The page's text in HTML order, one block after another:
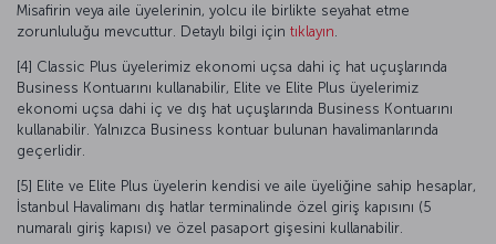
Misafirin veya aile üyelerinin, yolcu ile birlikte seyahat etme
zorunluluğu mevcuttur. Detaylı bilgi için tıklayın.
[4] Classic Plus üyelerimiz ekonomi uçsa dahi iç hat uçuşlarında
Business Kontuarını kullanabilir, Elite ve Elite Plus üyelerimiz
ekonomi uçsa dahi iç ve dış hat uçuşlarında Business Kontuarını
kullanabilir. Yalnızca Business kontuar bulunan havalimanlarında
geçerlidir.
[5] Elite ve Elite Plus üyelerin kendisi ve aile üyeliğine sahip hesaplar,
İstanbul Havalimanı dış hatlar terminalinde özel giriş kapısını (5
numaralı giriş kapısı) ve özel pasaport gişesini kullanabilir.